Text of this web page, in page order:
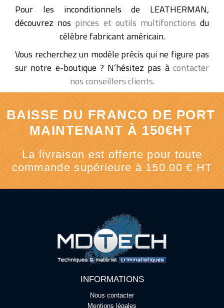
Pour les inconditionnels de LEATHERMAN,
découvrez nos pinces et outils multifonctions du
célèbre fabricant américain.
Vous recherchez un modèle précis qui ne figure pas
sur notre e-boutique ? N’hésitez pas à contacter
nos conseillers clients.
BAISSE DU FRANCO DE PORT
MAINTENANT À 150€HT
La livraison est offerte pour toute
commande supérieure à 150.00 € HT
INFORMATIONS
Nous contacter
Mentions légales